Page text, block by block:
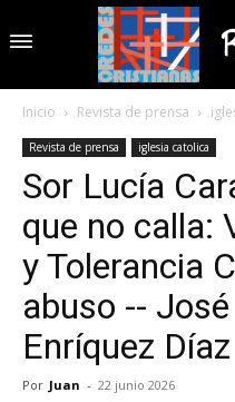
Inicio Revista de prensa
Revista de prensa iglesia catolica
Sor Lucía
que no calla:
y Tolerancia
abuso --
Enríquez Díaz
Por Juan - 22 junio 2026